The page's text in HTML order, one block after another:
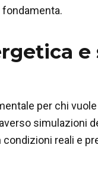
per chi
simulazioni
reali e